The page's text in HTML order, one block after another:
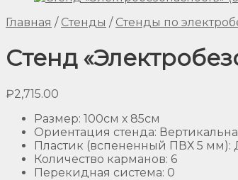
Главная / Стенды / Стенды по
Стенд
₽2,715.00
Размер: 100см х 85см
Ориентация стенда:
Пластик (вспененный ПВХ 5 мм):
Количество карманов: 6
Перекидная система: 0